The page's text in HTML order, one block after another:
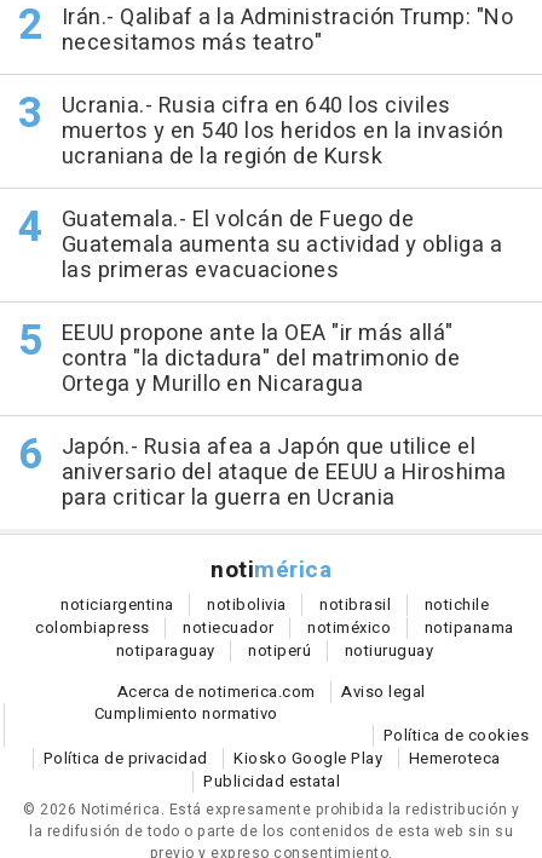
Irán.- Qalibaf a la Administración Trump: "No
necesitamos más teatro"
Ucrania.- Rusia cifra en 640 los civiles
muertos y en 540 los heridos en la invasión
ucraniana de la región de Kursk
Guatemala.- El volcán de Fuego de
Guatemala aumenta su actividad y obliga a
las primeras evacuaciones
EEUU propone ante la OEA "ir más allá"
contra "la dictadura" del matrimonio de
Ortega y Murillo en Nicaragua
Japón.- Rusia afea a Japón que utilice el
aniversario del ataque de EEUU a Hiroshima
para criticar la guerra en Ucrania
notimérica
noticiargentina notibolivia notibrasil notichile
colombiapress notiecuador notiméxico notipanama
notiparaguay notiperú notiuruguay
Acerca de notimerica.com
Aviso legal
Cumplimiento normativo
Política de cookies
Política de privacidad
Kiosko Google Play
Hemeroteca
Publicidad estatal
© 2026 Notimérica. Está expresamente prohibida la redistribución y
la redifusión de todo o parte de los contenidos de esta web sin su
previo y expreso consentimiento.